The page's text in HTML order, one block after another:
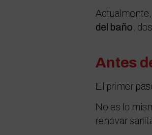
del baño,
Antes
El primer
No es lo
renovar